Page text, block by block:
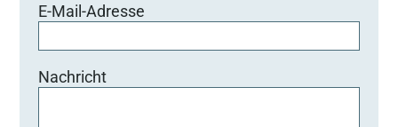
E-Mail-Adresse
Nachricht